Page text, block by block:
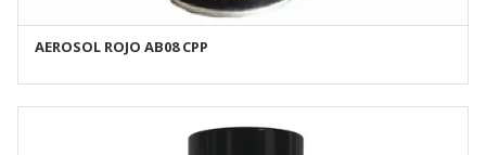
AÑADIR AL CARRITO
AEROSOL ROJO AB08 CPP